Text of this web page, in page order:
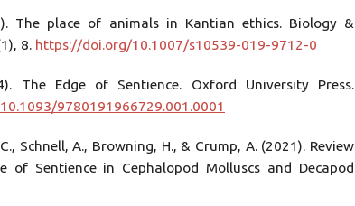
The place of animals in Kantian ethics. Biology &
8. https://doi.org/10.1007/s10539-019-9712-0
The Edge of Sentience. Oxford University Press.
9780191966729.001.0001
Schnell, A., Browning, H., & Crump, A. (2021). Review
of Sentience in Cephalopod Molluscs and Decapod